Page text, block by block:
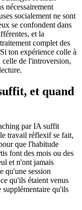
nécessairement
socialement ne sont
se confondent dans
et la
complet des
ton expérience colle à
de l'introversion,
et quand
par IA suffit
travail réflexif se fait,
que l'habitude
font des mois ou des
et n'ont jamais
qu'une session
qu'ils étaient venus
supplémentaire qu'ils